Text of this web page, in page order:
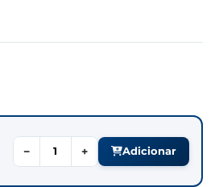
− + Adicionar